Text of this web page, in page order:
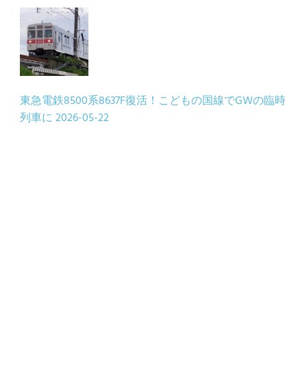
東急電鉄8500系8637F復活！こどもの国線でGWの臨時
列車に2026-05-22